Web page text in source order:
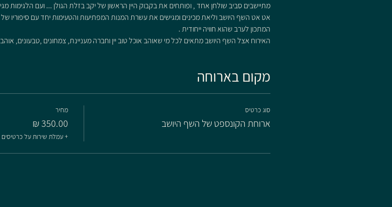
מתיישבים סביב שולחן אחד , ופותחים את בקבוק היין הראשון של יקב בזלת הגולן ... ועם הלגימות
אט אט השף היושב וליאת מכינים ומגישים את עשרת המנות המפתיעות והטעימות יחד עם סיפוריו
המתכון לערב שהוא חוויה ייחודית .
האירוח אצל השף היושב מתאים לכל מי שאוהב אוכל טוב יין וחברה מעניינת, צמחונים ,טבעונים,
מקום בארוחה
סוג כרטיס
ארוחת הקונספט של השף היושב
מחיר
+ עמלת שירות על כרטיסים בסך